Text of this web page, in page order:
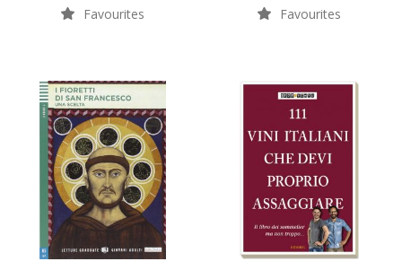
Favourites Favourites